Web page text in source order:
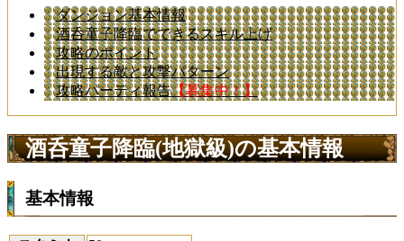
ダンジョン基本情報
酒呑童子降臨でできるスキル上げ
攻略のポイント
出現する敵と攻撃パターン
攻略パーティ報告【募集中！】
酒呑童子降臨(地獄級)の基本情報
基本情報